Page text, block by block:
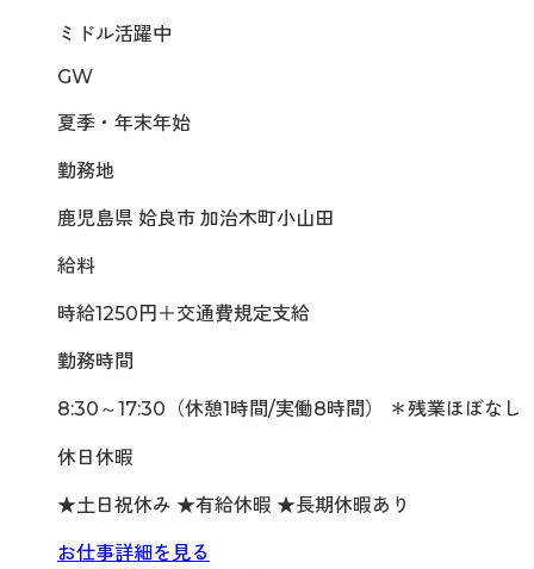
ミドル活躍中
GW
夏季・年末年始
勤務地
鹿児島県 姶良市 加治木町小山田
給料
時給1250円＋交通費規定支給
勤務時間
8:30～17:30（休憩1時間/実働8時間） ＊残業ほぼなし
休日休暇
★土日祝休み ★有給休暇 ★長期休暇あり
お仕事詳細を見る